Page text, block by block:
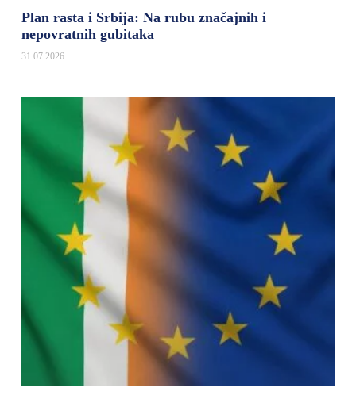
Plan rasta i Srbija: Na rubu značajnih i
nepovratnih gubitaka
31.07.2026